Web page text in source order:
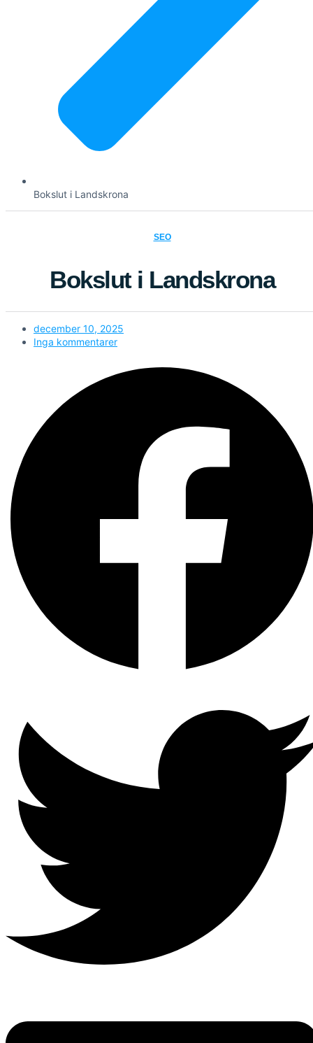
Bokslut i Landskrona
SEO
Bokslut i Landskrona
december 10, 2025
Inga kommentarer